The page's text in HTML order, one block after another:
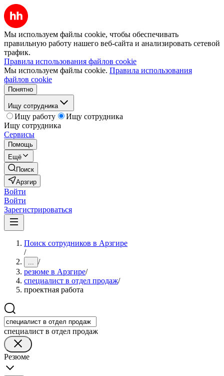
Мы используем файлы cookie, чтобы обеспечивать
правильную работу нашего веб-сайта и анализировать сетевой
трафик.
Правила использования файлов cookie
Мы используем файлы cookie. Правила использования
файлов cookie
Понятно
Ищу сотрудника
Ищу работу
Ищу сотрудника
Ищу сотрудника
Сервисы
Помощь
Ещё
Поиск
Арзгир
Войти
Войти
Зарегистрироваться
Поиск сотрудников в Арзгире
/
... /
резюме в Арзгире/
специалист в отдел продаж/
проектная работа
специалист в отдел продаж
Резюме